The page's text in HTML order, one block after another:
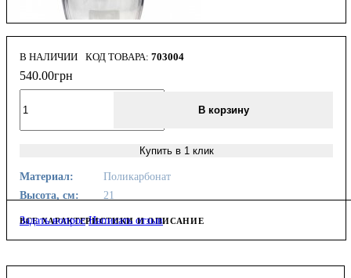
В НАЛИЧИИ 703004
540.00грн
В корзину
Купить в 1 клик
Материал:
Поликарбонат
Высота, см:
21
ВСЕ ХАРАКТЕРИСТИКИ И ОПИСАНИЕ
Задать вопрос Написать отзыв